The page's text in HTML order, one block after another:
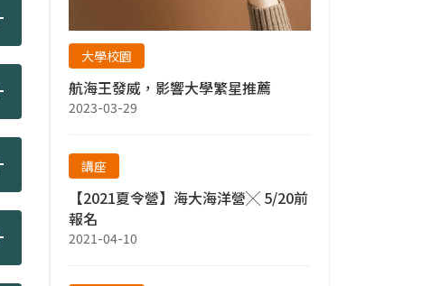
大學校園
航海王發威，影響大學繁星推薦
2023-03-29
講座
【2021夏令營】海大海洋營╳ 5/20前
報名
2021-04-10